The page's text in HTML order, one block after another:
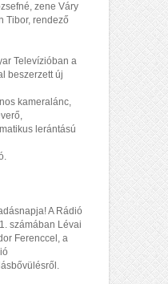
zene Váry
Tibor, rendező
Televízióban a
beszerzett új
kameralánc,
lerántású
A Rádió
számában Lévai
Ferenccel, a